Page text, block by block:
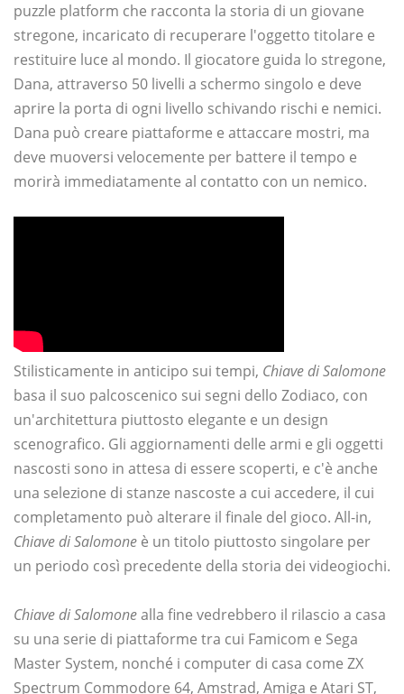
puzzle platform che racconta la storia di un giovane
stregone, incaricato di recuperare l'oggetto titolare e
restituire luce al mondo. Il giocatore guida lo stregone,
Dana, attraverso 50 livelli a schermo singolo e deve
aprire la porta di ogni livello schivando rischi e nemici.
Dana può creare piattaforme e attaccare mostri, ma
deve muoversi velocemente per battere il tempo e
morirà immediatamente al contatto con un nemico.
Stilisticamente in anticipo sui tempi, Chiave di Salomone
basa il suo palcoscenico sui segni dello Zodiaco, con
un'architettura piuttosto elegante e un design
scenografico. Gli aggiornamenti delle armi e gli oggetti
nascosti sono in attesa di essere scoperti, e c'è anche
una selezione di stanze nascoste a cui accedere, il cui
completamento può alterare il finale del gioco. All-in,
Chiave di Salomone è un titolo piuttosto singolare per
un periodo così precedente della storia dei videogiochi.
Chiave di Salomonealla fine vedrebbero il rilascio a casa
su una serie di piattaforme tra cui Famicom e Sega
Master System, nonché i computer di casa come ZX
Spectrum Commodore 64, Amstrad, Amiga e Atari ST,